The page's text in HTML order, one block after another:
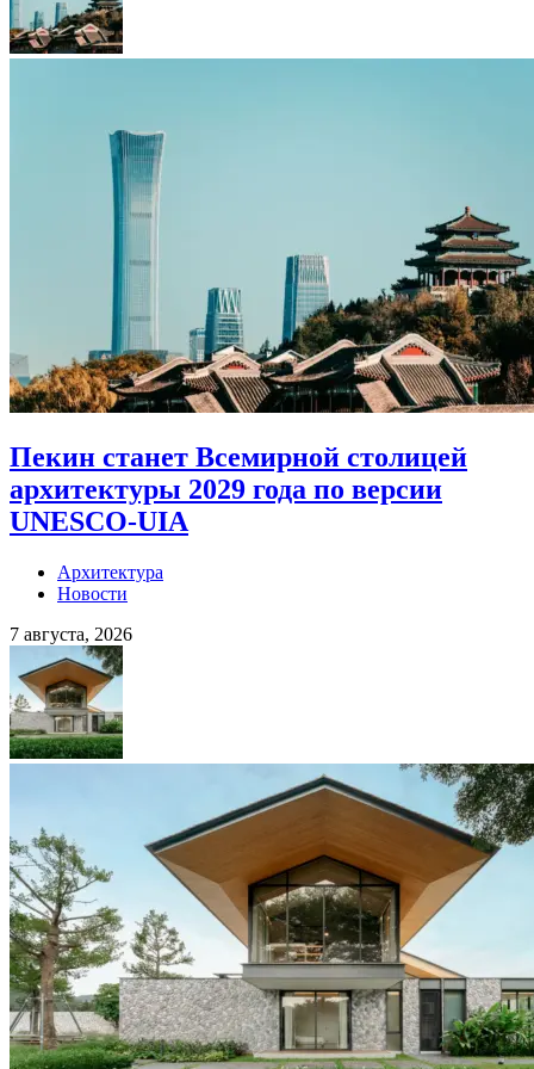
Пекин станет Всемирной столицей
архитектуры 2029 года по версии
UNESCO-UIA
Архитектура
Новости
7 августа, 2026